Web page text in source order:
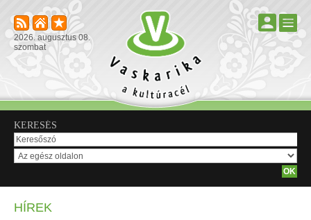
2026. augusztus 08.
szombat
KERESÉS
HÍREK